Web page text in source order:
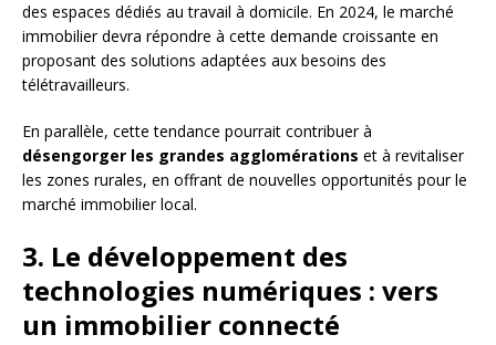
des espaces dédiés au travail à domicile. En 2024, le marché
immobilier devra répondre à cette demande croissante en
proposant des solutions adaptées aux besoins des
télétravailleurs.
En parallèle, cette tendance pourrait contribuer à
désengorger les grandes agglomérations et à revitaliser
les zones rurales, en offrant de nouvelles opportunités pour le
marché immobilier local.
3. Le développement des
technologies numériques : vers
un immobilier connecté